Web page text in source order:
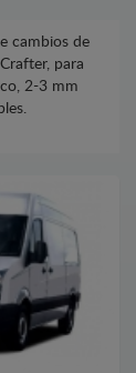
cambios de
para
2-3 mm